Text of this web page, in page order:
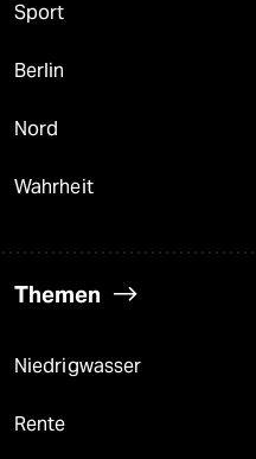
Sport
Berlin
Nord
Wahrheit
Themen
Niedrigwasser
Rente